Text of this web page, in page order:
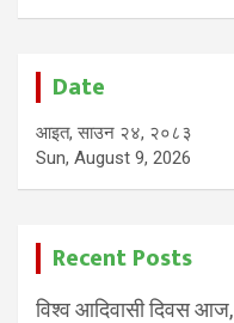
Date
आइत, साउन २४, २०८३
Sun, August 9, 2026
Recent Posts
विश्व आदिवासी दिवस